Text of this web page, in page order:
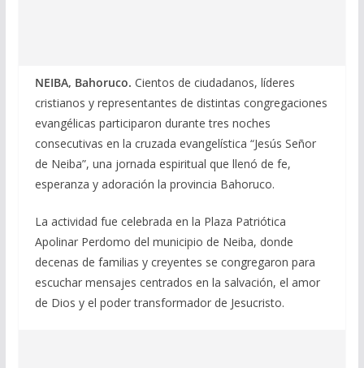
NEIBA, Bahoruco. Cientos de ciudadanos, líderes
cristianos y representantes de distintas congregaciones
evangélicas participaron durante tres noches
consecutivas en la cruzada evangelística “Jesús Señor
de Neiba”, una jornada espiritual que llenó de fe,
esperanza y adoración la provincia Bahoruco.
La actividad fue celebrada en la Plaza Patriótica
Apolinar Perdomo del municipio de Neiba, donde
decenas de familias y creyentes se congregaron para
escuchar mensajes centrados en la salvación, el amor
de Dios y el poder transformador de Jesucristo.